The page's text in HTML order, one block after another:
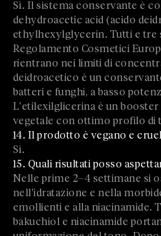
Sì. Il sistema conservante è
dehydroacetic acid (acido
ethylhexylglycerin. Tutti e tre
Regolamento Cosmetici
rientrano nei limiti di
deidroacetico è un
batteri e funghi, a basso
L'etilexilglicerina è un
vegetale con ottimo profilo di
14. Il prodotto è vegano e
Sì.
15. Quali risultati posso
Nelle prime 2–4 settimane si
nell'idratazione e nella
emollienti e alla niacinamide.
bakuchiol e niacinamide